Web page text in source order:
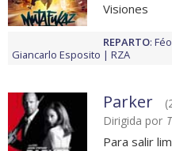
Visiones
REPARTO:
Giancarlo Esposito
RZA
Parker
Dirigida por
Para salir